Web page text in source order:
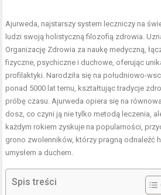
Ajurweda, najstarszy system leczniczy na
ludzi swoją holistyczną filozofią zdrowia.
Organizację Zdrowia za naukę medyczną,
fizyczne, psychiczne i duchowe, oferując
profilaktyki. Narodziła się na południowo-
ponad 5000 lat temu, kształtując tradycje
próbę czasu. Ajurweda opiera się na
dosz, co czyni ją nie tylko metodą leczenia,
każdym rokiem zyskuje na popularności,
grono zwolenników, którzy pragną odnaleźć
umysłem a duchem.
Spis treści